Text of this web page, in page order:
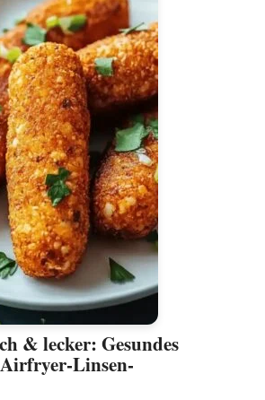
& lecker: Gesundes
Linsen-